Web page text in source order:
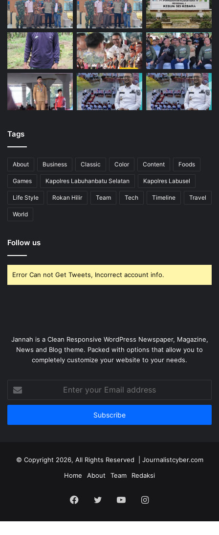
Tags
About Business Classic Color Content Foods
Games Kapolres Labuhanbatu Selatan Kapolres Labusel
Life Style Rokan Hilir Team Tech Timeline Travel
World
Follow us
Error Can not Get Tweets, Incorrect account info.
Jannah is a Clean Responsive WordPress Newspaper, Magazine,
News and Blog theme. Packed with options that allow you to
completely customize your website to your needs.
your
Email
© Copyright 2026, All Rights Reserved | Journalistcyber.com
Home
About Team Redaksi
Facebook
TwitterYouTubeInstagram